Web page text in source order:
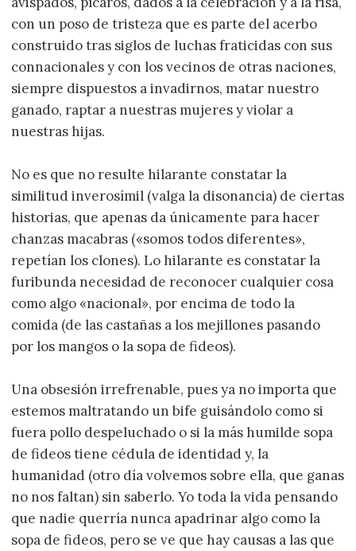
con un poso de tristeza que es parte del acerbo
construido tras siglos de luchas fraticidas con sus
connacionales y con los vecinos de otras naciones,
siempre dispuestos a invadirnos, matar nuestro
ganado, raptar a nuestras mujeres y violar a
nuestras hijas.
No es que no resulte hilarante constatar la
similitud inverosímil (valga la disonancia) de ciertas
historias, que apenas da únicamente para hacer
chanzas macabras («somos todos diferentes»,
repetían los clones). Lo hilarante es constatar la
furibunda necesidad de reconocer cualquier cosa
como algo «nacional», por encima de todo la
comida (de las castañas a los mejillones pasando
por los mangos o la sopa de fideos).
Una obsesión irrefrenable, pues ya no importa que
estemos maltratando un bife guisándolo como si
fuera pollo despeluchado o si la más humilde sopa
de fideos tiene cédula de identidad y, la
humanidad (otro día volvemos sobre ella, que ganas
no nos faltan) sin saberlo. Yo toda la vida pensando
que nadie querría nunca apadrinar algo como la
sopa de fideos, pero se ve que hay causas a las que